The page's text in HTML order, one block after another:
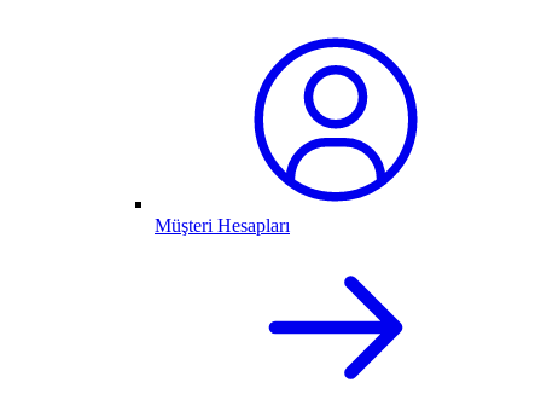
Müşteri Hesapları